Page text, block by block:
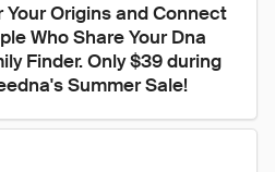
Your Origins and Connect
Who Share Your Dna
Finder. Only $39 during
Summer Sale!